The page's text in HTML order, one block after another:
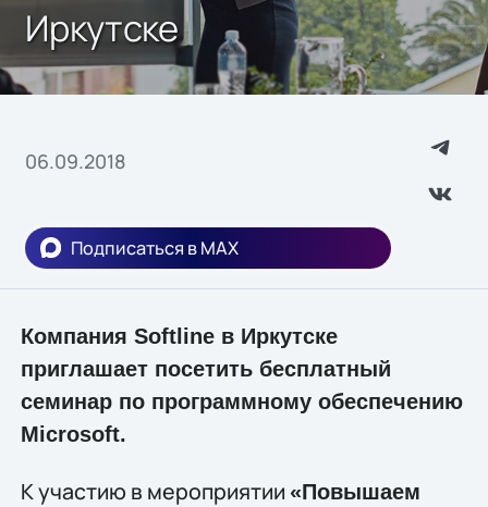
Иркутске
06.09.2018
Подписаться в MAX
Компания Softline в Иркутске
приглашает посетить бесплатный
семинар по программному обеспечению
Microsoft.
К участию в мероприятии «Повышаем